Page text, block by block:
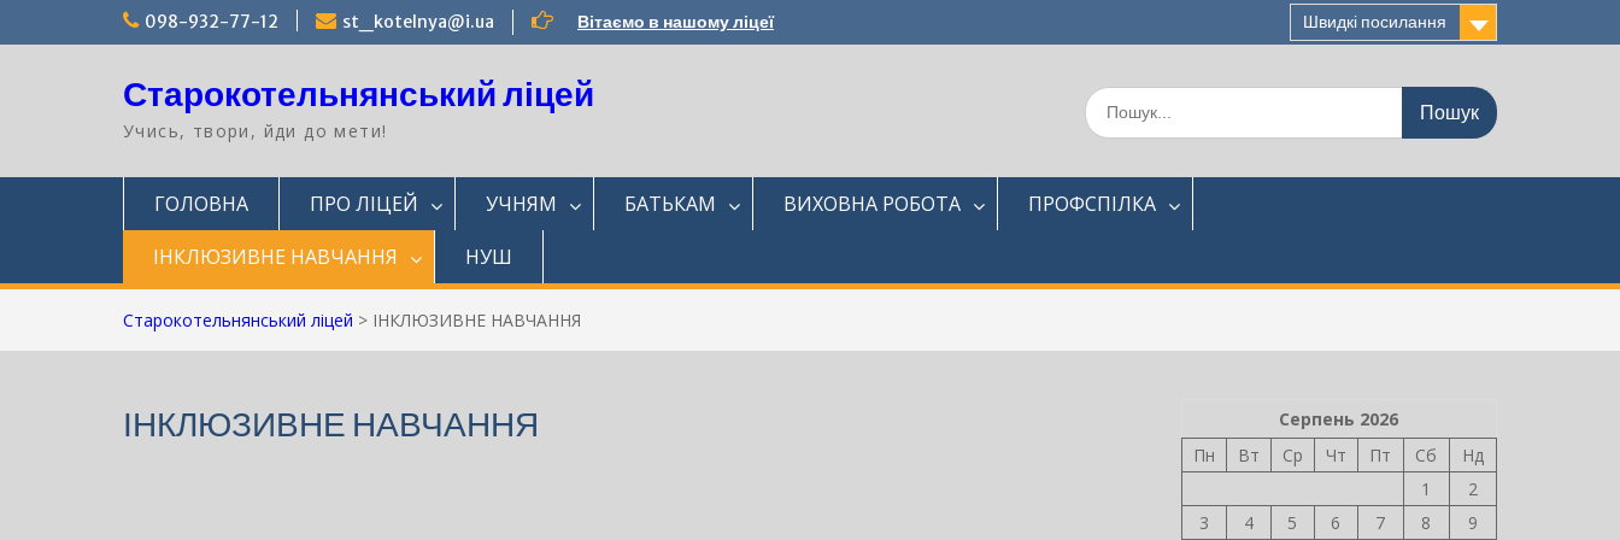
098-932-77-12 st_kotelnya@i.ua Вітаємо в нашому ліцеї Швидкі посилання
Старокотельнянський ліцей
Учись, твори, йди до мети!
Шукати:
ГОЛОВНА ПРО ЛІЦЕЙ УЧНЯМ БАТЬКАМ ВИХОВНА РОБОТА
ПРОФСПІЛКА
ІНКЛЮЗИВНЕ НАВЧАННЯ
НУШ
Старокотельнянський ліцей > ІНКЛЮЗИВНЕ НАВЧАННЯ
ІНКЛЮЗИВНЕ НАВЧАННЯ
Серпень 2026
Пн
Вт Ср Чт Пт Сб
Нд
1
2
3
4 5 6 7 8
9